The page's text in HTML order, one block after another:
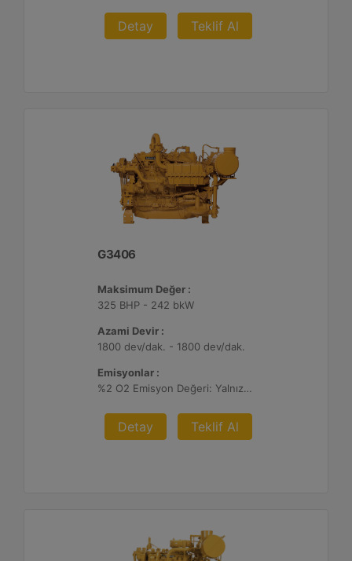
Detay Teklif Al
G3406
Maksimum Değer :
325 BHP - 242 bkW
Azami Devir :
1800 dev/dak. - 1800 dev/dak.
Emisyonlar :
%2 O2 Emisyon Değeri: Yalnızca İhracat
Detay Teklif Al